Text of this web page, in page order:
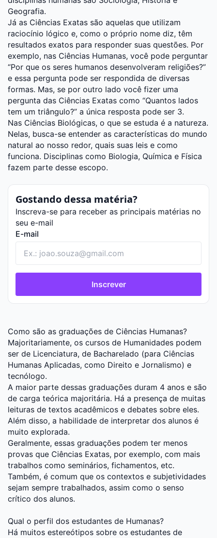
Geografia.
Já as Ciências Exatas são aquelas que utilizam
raciocínio lógico e, como o próprio nome diz, têm
resultados exatos para responder suas questões. Por
exemplo, nas Ciências Humanas, você pode perguntar
“Por que os seres humanos desenvolveram religiões?”
e essa pergunta pode ser respondida de diversas
formas. Mas, se por outro lado você fizer uma
pergunta das Ciências Exatas como “Quantos lados
tem um triângulo?” a única resposta pode ser 3.
Nas Ciências Biológicas, o que se estuda é a natureza.
Nelas, busca-se entender as características do mundo
natural ao nosso redor, quais suas leis e como
funciona. Disciplinas como Biologia, Química e Física
fazem parte desse escopo.
Gostando dessa matéria?
Inscreva-se para receber as principais matérias no
seu e-mail
E-mail
Inscrever
Como são as graduações de Ciências Humanas?
Majoritariamente, os cursos de Humanidades podem
ser de Licenciatura, de Bacharelado (para Ciências
Humanas Aplicadas, como Direito e Jornalismo) e
tecnólogo.
A maior parte dessas graduações duram 4 anos e são
de carga teórica majoritária. Há a presença de muitas
leituras de textos acadêmicos e debates sobre eles.
Além disso, a habilidade de interpretar dos alunos é
muito explorada.
Geralmente, essas graduações podem ter menos
provas que Ciências Exatas, por exemplo, com mais
trabalhos como seminários, fichamentos, etc.
Também, é comum que os contextos e subjetividades
sejam sempre trabalhados, assim como o senso
crítico dos alunos.
Qual o perfil dos estudantes de Humanas?
Há muitos estereótipos sobre os estudantes de